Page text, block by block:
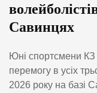
Савинцях
Юні спортсмени
перемогу в усіх
2026 року на базі